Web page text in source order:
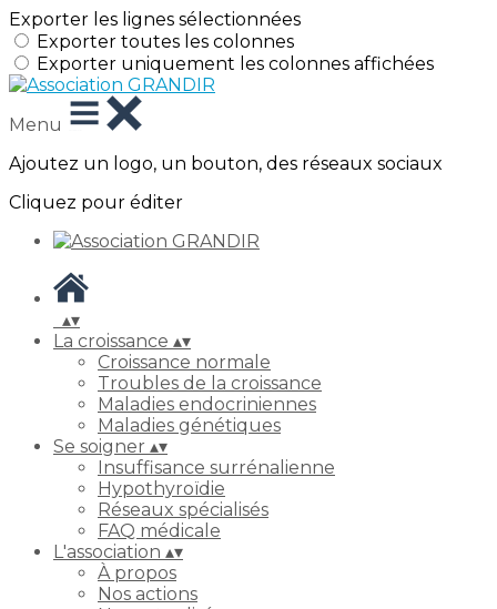
Exporter les lignes sélectionnées
Exporter toutes les colonnes
Exporter uniquement les colonnes affichées
Menu
Ajoutez un logo, un bouton, des réseaux sociaux
Cliquez pour éditer
▴▾
La croissance ▴▾
Croissance normale
Troubles de la croissance
Maladies endocriniennes
Maladies génétiques
Se soigner ▴▾
Insuffisance surrénalienne
Hypothyroïdie
Réseaux spécialisés
FAQ médicale
L'association ▴▾
À propos
Nos actions